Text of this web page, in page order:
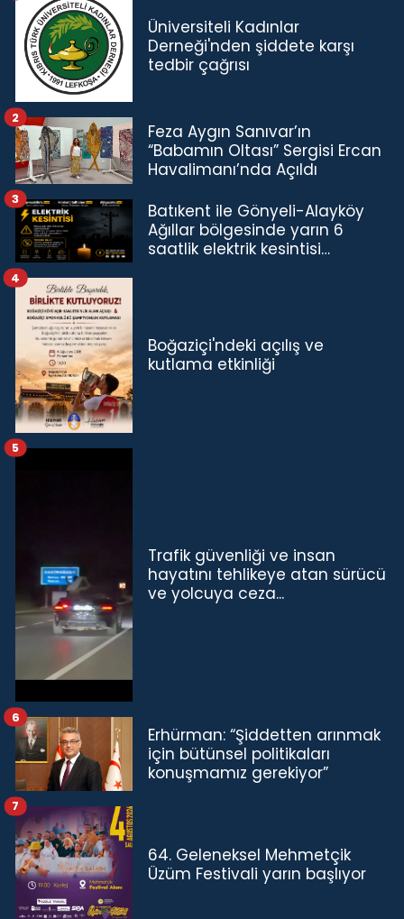
Üniversiteli Kadınlar
Derneği'nden şiddete karşı
tedbir çağrısı
Feza Aygın Sanıvar’ın
“Babamın Oltası” Sergisi Ercan
Havalimanı’nda Açıldı
2
Batıkent ile Gönyeli-Alayköy
Ağıllar bölgesinde yarın 6
saatlik elektrik kesintisi…
3
Boğaziçi'ndeki açılış ve
kutlama etkinliği
4
Trafik güvenliği ve insan
hayatını tehlikeye atan sürücü
ve yolcuya ceza...
5
Erhürman: “Şiddetten arınmak
için bütünsel politikaları
konuşmamız gerekiyor”
6
64. Geleneksel Mehmetçik
Üzüm Festivali yarın başlıyor
7